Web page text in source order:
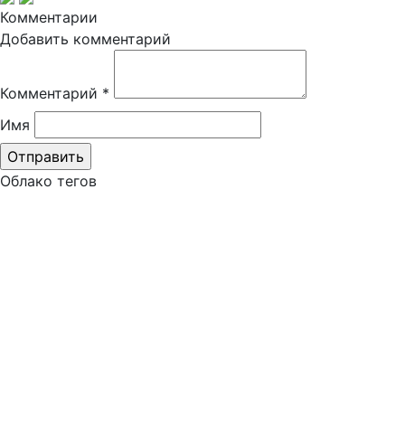
Комментарии
Добавить комментарий
Комментарий *
Имя
Облако тегов